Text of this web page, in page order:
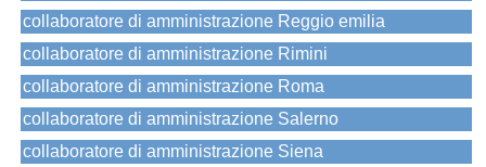
collaboratore di amministrazione Reggio emilia
collaboratore di amministrazione Rimini
collaboratore di amministrazione Roma
collaboratore di amministrazione Salerno
collaboratore di amministrazione Siena